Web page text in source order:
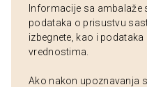
Informacije sa ambalaže
podataka o prisustvu
izbegnete, kao i
vrednostima.
Ako nakon upoznavanja